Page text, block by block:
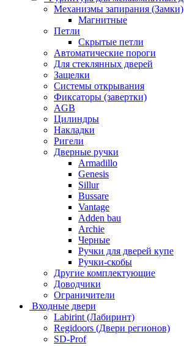
Механизмы запирания (Замки)
Магнитные
Петли
Скрытые петли
Автоматические пороги
Для стеклянных дверей
Защелки
Системы открывания
Фиксаторы (завертки)
AGB
Цилиндры
Накладки
Ригели
Дверные ручки
Armadillo
Genesis
Sillur
Bussare
Vantage
Adden bau
Archie
Черные
Ручки для дверей купе
Ручки-скобы
Другие комплектующие
Доводчики
Ограничители
Входные двери
Labirint (Лабиринт)
Regidoors (Двери регионов)
SD-Prof